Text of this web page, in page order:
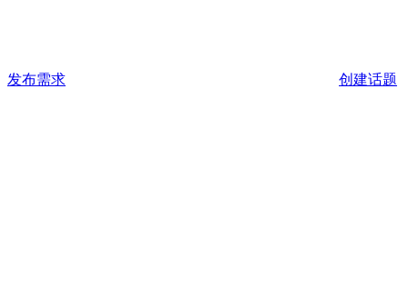
发布需求 创建话题